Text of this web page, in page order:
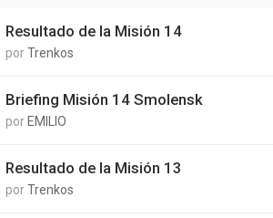
Resultado de la Misión 14
porTrenkos
Briefing Misión 14 Smolensk
por EMILIO
Resultado de la Misión 13
porTrenkos